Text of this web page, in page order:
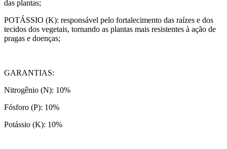
das plantas;
POTÁSSIO (K): responsável pelo fortalecimento das raízes e dos
tecidos dos vegetais, tornando as plantas mais resistentes à ação de
pragas e doenças;
GARANTIAS:
Nitrogênio (N): 10%
Fósforo (P): 10%
Potássio (K): 10%